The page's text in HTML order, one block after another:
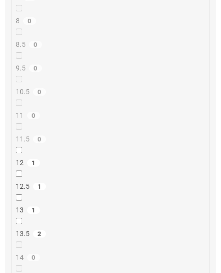
8 0
8.5 0
9.5 0
10.5 0
11 0
11.5 0
12 1
12.5 1
13 1
13.5 2
14 0